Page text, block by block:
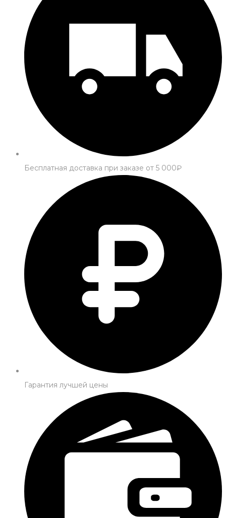
Бесплатная доставка при заказе от 5 000₽
Гарантия лучшей цены